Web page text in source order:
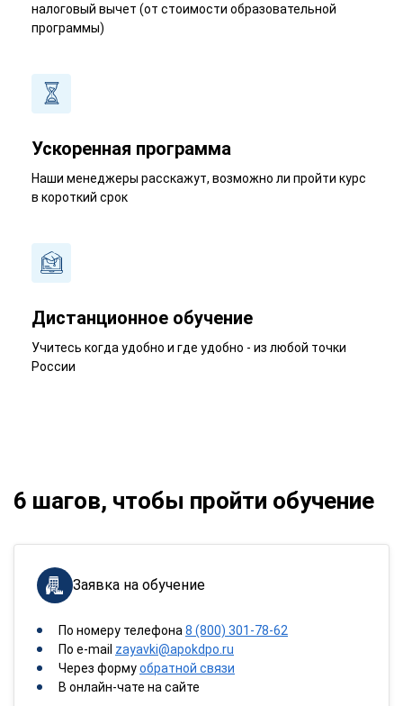
налоговый вычет (от стоимости образовательной
программы)
Ускоренная программа
Наши менеджеры расскажут, возможно ли пройти курс
в короткий срок
Дистанционное обучение
Учитесь когда удобно и где удобно - из любой точки
России
6 шагов, чтобы пройти обучение
Заявка на обучение
По номеру телефона 8 (800) 301-78-62
По e-mail zayavki@apokdpo.ru
Через формуобратной связи
В онлайн-чате на сайте